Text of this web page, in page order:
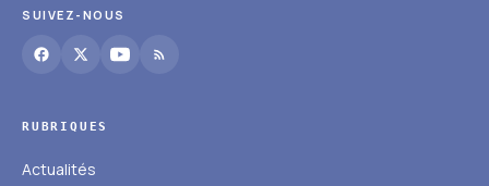
SUIVEZ-NOUS
RUBRIQUES
Actualités